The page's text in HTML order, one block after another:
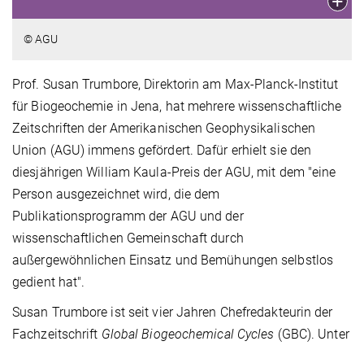
© AGU
Prof. Susan Trumbore, Direktorin am Max-Planck-Institut
für Biogeochemie in Jena, hat mehrere wissenschaftliche
Zeitschriften der Amerikanischen Geophysikalischen
Union (AGU) immens gefördert. Dafür erhielt sie den
diesjährigen William Kaula-Preis der AGU, mit dem "eine
Person ausgezeichnet wird, die dem
Publikationsprogramm der AGU und der
wissenschaftlichen Gemeinschaft durch
außergewöhnlichen Einsatz und Bemühungen selbstlos
gedient hat".
Susan Trumbore ist seit vier Jahren Chefredakteurin der
Fachzeitschrift Global Biogeochemical Cycles (GBC). Unter